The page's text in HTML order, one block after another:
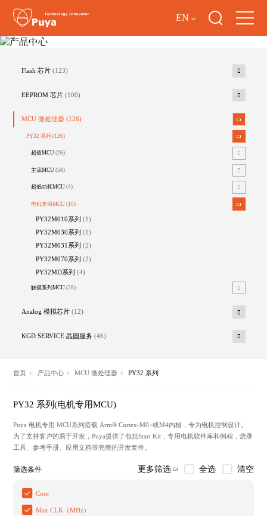
EN
产品中心
Flash 芯片 (123)
EEPROM 芯片 (100)
MCU 微处理器 (126)
PY32 系列(126)
超值MCU(26)
主流MCU(58)
超低功耗MCU(4)
电机专用MCU(10)
PY32M010系列(1)
PY32M030系列(1)
PY32M031系列(2)
PY32M070系列(2)
PY32MD系列(4)
触摸系列MCU(28)
Analog 模拟芯片 (12)
KGD SERVICE 晶圆服务 (46)
首页 产品中心 MCU 微处理器 PY32 系列
PY32 系列(电机专用MCU)
Puya 电机专用 MCU系列搭载 Arm® Cortex-M0+或M4内核，专为电机控制设计。
为了支持客户的易于开发，Puya提供了包括Start Kit，专用电机软件库和例程，烧录
工具、参考手册、应用文档等完整的开发套件。
筛选条件 更多筛选 全选 清空
Core
Max CLK（MHz）